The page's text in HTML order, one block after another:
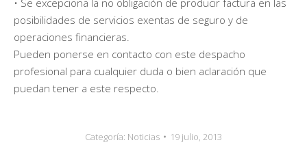
posibilidades de servicios exentas de seguro y de
operaciones financieras.
Pueden ponerse en contacto con este despacho
profesional para cualquier duda o bien aclaración que
puedan tener a este respecto.
Categoría: Noticias
19 julio, 2013